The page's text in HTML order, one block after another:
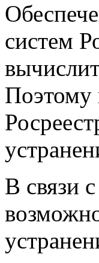
систем
Поэтому
В связи